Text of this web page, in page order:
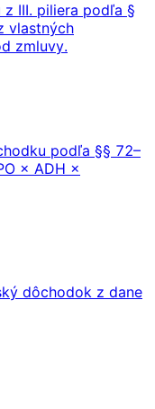
III. piliera podľa §
vlastných
zmluvy.
podľa §§ 72–
× ADH ×
dôchodok z dane